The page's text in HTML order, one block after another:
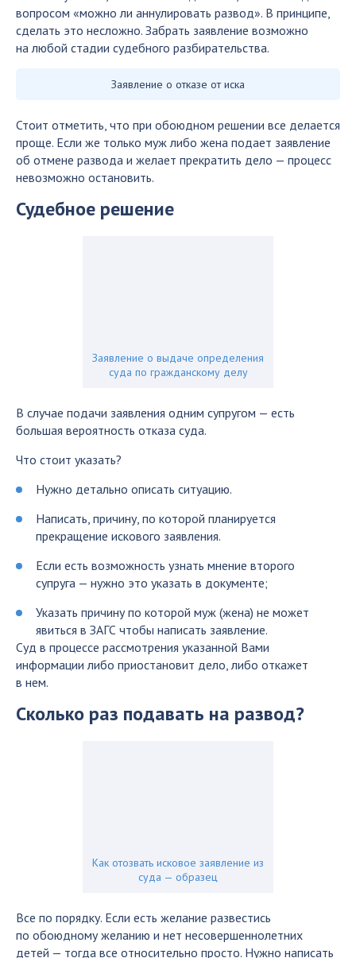
вопросом «можно ли аннулировать развод». В принципе,
сделать это несложно. Забрать заявление возможно
на любой стадии судебного разбирательства.
Заявление о отказе от иска
Стоит отметить, что при обоюдном решении все делается
проще. Если же только муж либо жена подает заявление
об отмене развода и желает прекратить дело — процесс
невозможно остановить.
Судебное решение
Заявление о выдаче определения
суда по гражданскому делу
В случае подачи заявления одним супругом — есть
большая вероятность отказа суда.
Что стоит указать?
Нужно детально описать ситуацию.
Написать, причину, по которой планируется
прекращение искового заявления.
Если есть возможность узнать мнение второго
супруга — нужно это указать в документе;
Указать причину по которой муж (жена) не может
явиться в ЗАГС чтобы написать заявление.
Суд в процессе рассмотрения указанной Вами
информации либо приостановит дело, либо откажет
в нем.
Сколько раз подавать на развод?
Как отозвать исковое заявление из
суда — образец
Все по порядку. Если есть желание развестись
по обоюдному желанию и нет несовершеннолетних
детей — тогда все относительно просто. Нужно написать